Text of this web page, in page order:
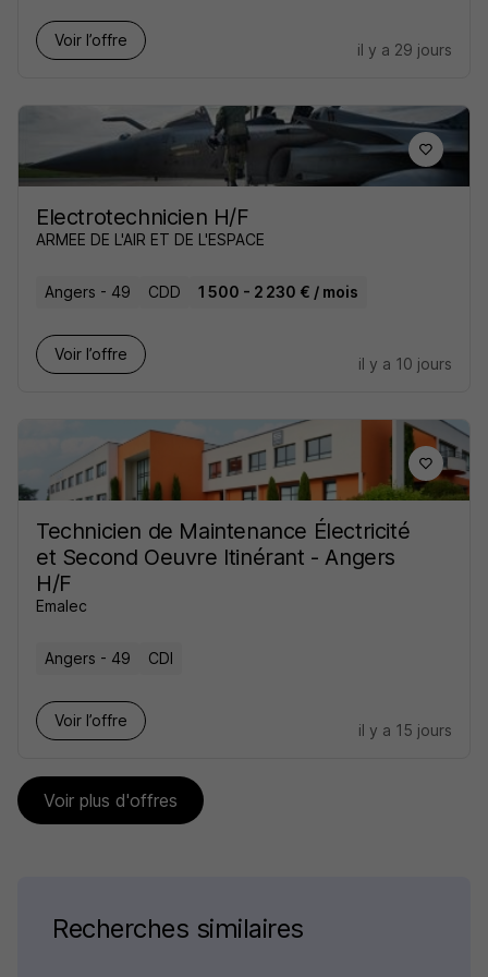
Voir l’offre
il y a 29 jours
Electrotechnicien H/F
ARMEE DE L'AIR ET DE L'ESPACE
Angers - 49 CDD 1 500 - 2 230 € / mois
Voir l’offre
il y a 10 jours
Technicien de Maintenance Électricité
et Second Oeuvre Itinérant - Angers
H/F
Emalec
Angers - 49 CDI
Voir l’offre
il y a 15 jours
Voir plus d'offres
Recherches similaires